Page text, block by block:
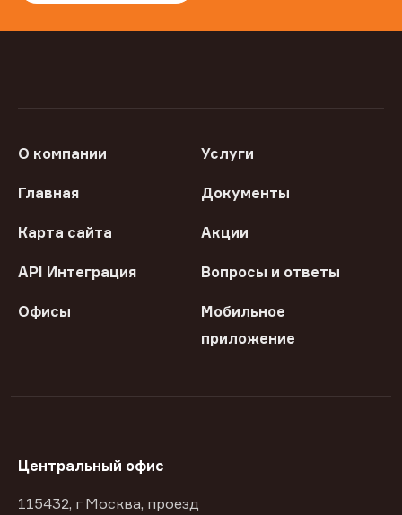
О компании Услуги
Главная Документы
Карта сайта Акции
API Интеграция Вопросы и ответы
Офисы
Мобильное
приложение
Центральный офис
115432, г Москва, проезд